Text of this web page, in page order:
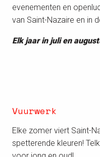
evenementen en
van Saint-Nazaire en in
Elk jaar in juli en
Vuurwerk
Elke zomer viert Saint-
spetterende kleuren!